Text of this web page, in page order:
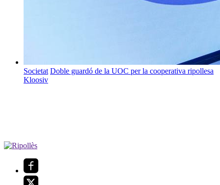
Societat Doble guardó de la UOC per la cooperativa ripollesa
Kloosiv